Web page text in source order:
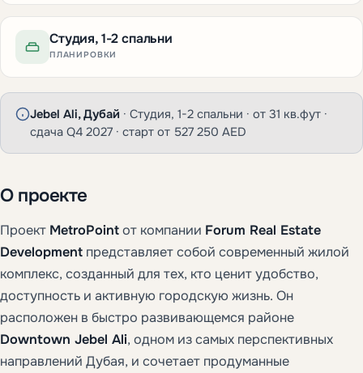
Студия, 1-2 спальни
ПЛАНИРОВКИ
Jebel Ali, Дубай · Студия, 1-2 спальни · от 31 кв.фут ·
сдача Q4 2027 · старт от 527 250 AED
О проекте
Проект MetroPointот компании Forum Real Estate
Development представляет собой современный жилой
комплекс, созданный для тех, кто ценит удобство,
доступность и активную городскую жизнь. Он
расположен в быстро развивающемся районе
Downtown Jebel Ali, одном из самых перспективных
направлений Дубая, и сочетает продуманные